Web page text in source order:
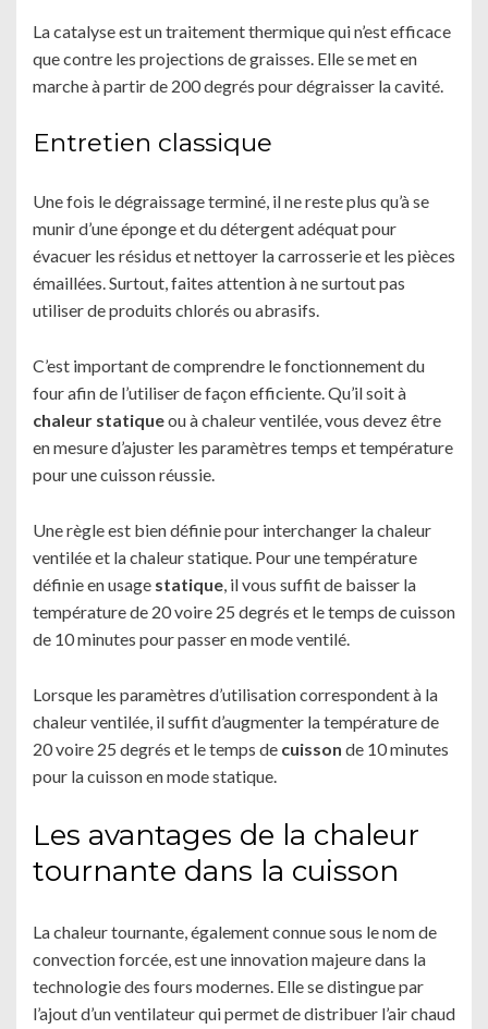
La catalyse est un traitement thermique qui n’est efficace
que contre les projections de graisses. Elle se met en
marche à partir de 200 degrés pour dégraisser la cavité.
Entretien classique
Une fois le dégraissage terminé, il ne reste plus qu’à se
munir d’une éponge et du détergent adéquat pour
évacuer les résidus et nettoyer la carrosserie et les pièces
émaillées. Surtout, faites attention à ne surtout pas
utiliser de produits chlorés ou abrasifs.
C’est important de comprendre le fonctionnement du
four afin de l’utiliser de façon efficiente. Qu’il soit à
chaleur statiqueou à chaleur ventilée, vous devez être
en mesure d’ajuster les paramètres temps et température
pour une cuisson réussie.
Une règle est bien définie pour interchanger la chaleur
ventilée et la chaleur statique. Pour une température
définie en usage statique, il vous suffit de baisser la
température de 20 voire 25 degrés et le temps de cuisson
de 10 minutes pour passer en mode ventilé.
Lorsque les paramètres d’utilisation correspondent à la
chaleur ventilée, il suffit d’augmenter la température de
20 voire 25 degrés et le temps de cuisson de 10 minutes
pour la cuisson en mode statique.
Les avantages de la chaleur
tournante dans la cuisson
La chaleur tournante, également connue sous le nom de
convection forcée, est une innovation majeure dans la
technologie des fours modernes. Elle se distingue par
l’ajout d’un ventilateur qui permet de distribuer l’air chaud